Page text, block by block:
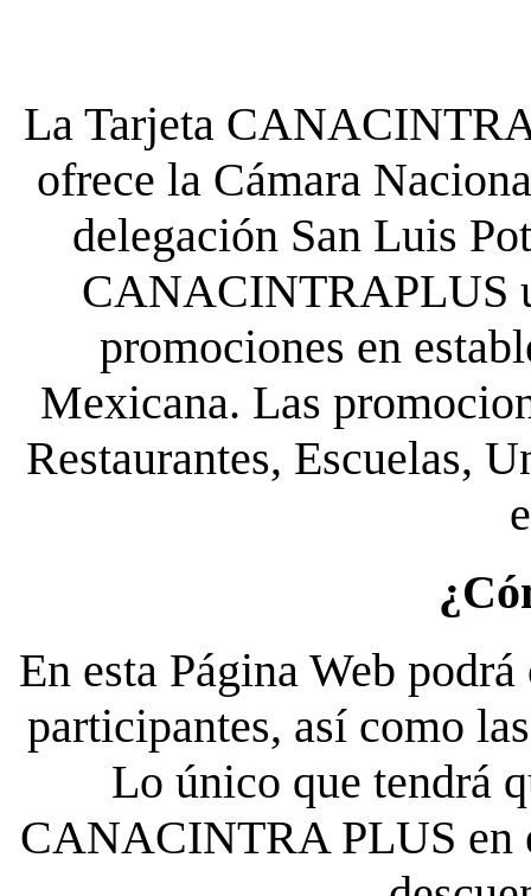
La Tarjeta
ofrece la Cámara
delegación San Luis
CANACINTRAPLUS
promociones en
Mexicana. Las
Restaurantes, Escuelas,
En esta Página Web
participantes, así como
Lo único que tendrá
CANACINTRA PLUS en